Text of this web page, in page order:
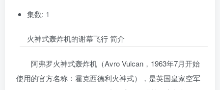
集数: 1
火神式轰炸机的谢幕飞行 简介
阿弗罗火神式轰炸机（Avro Vulcan，1963年7月开始
使用的官方名称：霍克西德利火神式），是英国皇家空军